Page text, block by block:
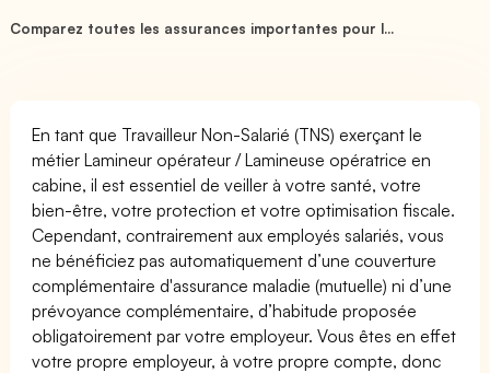
Comparez toutes les assurances importantes pour l...
En tant que Travailleur Non-Salarié (TNS) exerçant le
métier Lamineur opérateur / Lamineuse opératrice en
cabine, il est essentiel de veiller à votre santé, votre
bien-être, votre protection et votre optimisation fiscale.
Cependant, contrairement aux employés salariés, vous
ne bénéficiez pas automatiquement d’une couverture
complémentaire d'assurance maladie (mutuelle) ni d’une
prévoyance complémentaire, d’habitude proposée
obligatoirement par votre employeur. Vous êtes en effet
votre propre employeur, à votre propre compte, donc